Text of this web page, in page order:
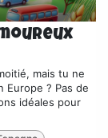
mais tu ne
Europe ? Pas de
idéales pour